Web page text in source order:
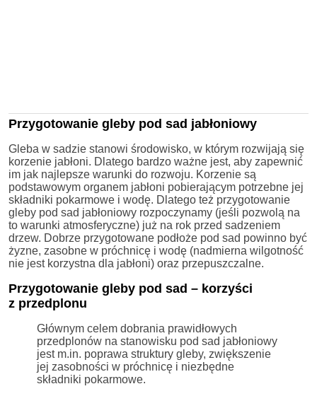
Przygotowanie gleby pod sad jabłoniowy
Gleba w sadzie stanowi środowisko, w którym rozwijają się
korzenie jabłoni. Dlatego bardzo ważne jest, aby zapewnić
im jak najlepsze warunki do rozwoju. Korzenie są
podstawowym organem jabłoni pobierającym potrzebne jej
składniki pokarmowe i wodę. Dlatego też przygotowanie
gleby pod sad jabłoniowy rozpoczynamy (jeśli pozwolą na
to warunki atmosferyczne) już na rok przed sadzeniem
drzew. Dobrze przygotowane podłoże pod sad powinno być
żyzne, zasobne w próchnicę i wodę (nadmierna wilgotność
nie jest korzystna dla jabłoni) oraz przepuszczalne.
Przygotowanie gleby pod sad – korzyści
z przedplonu
Głównym celem dobrania prawidłowych
przedplonów na stanowisku pod sad jabłoniowy
jest m.in. poprawa struktury gleby, zwiększenie
jej zasobności w próchnicę i niezbędne
składniki pokarmowe.